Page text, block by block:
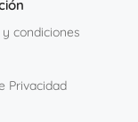
condiciones
Privacidad